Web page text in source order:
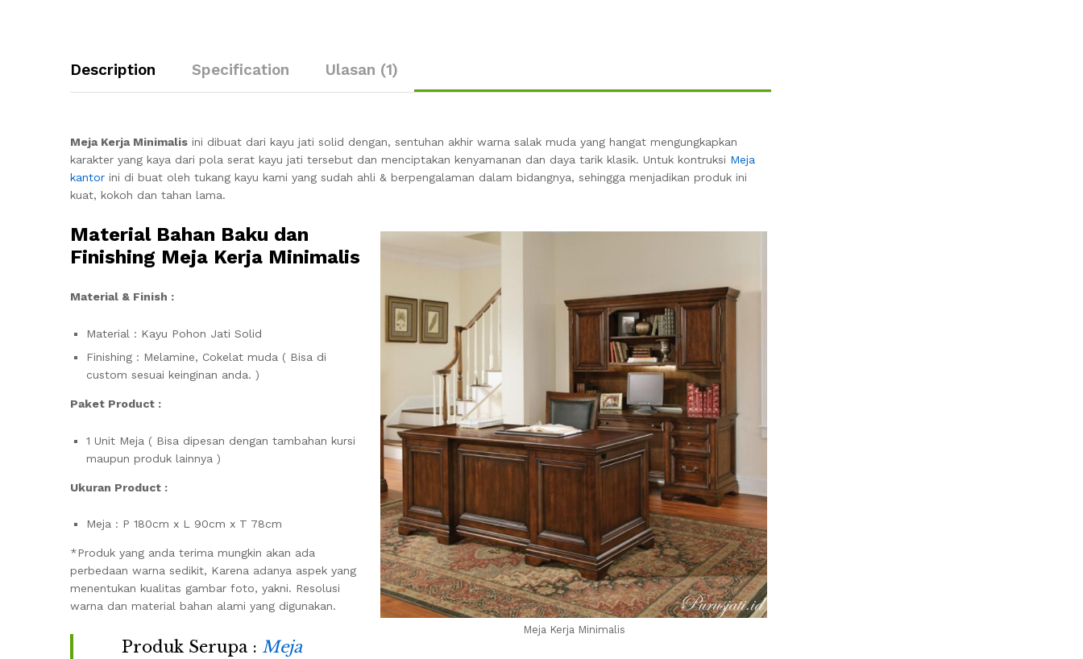
Description Specification Ulasan (1)
Meja Kerja Minimalis ini dibuat dari kayu jati solid dengan, sentuhan akhir warna salak muda yang hangat mengungkapkan
karakter yang kaya dari pola serat kayu jati tersebut dan menciptakan kenyamanan dan daya tarik klasik. Untuk kontruksi Meja
kantor ini di buat oleh tukang kayu kami yang sudah ahli & berpengalaman dalam bidangnya, sehingga menjadikan produk ini
kuat, kokoh dan tahan lama.
Meja Kerja Minimalis
Material Bahan Baku dan
Finishing Meja Kerja Minimalis
Material & Finish :
Material : Kayu Pohon Jati Solid
Finishing : Melamine, Cokelat muda ( Bisa di
custom sesuai keinginan anda. )
Paket Product :
1 Unit Meja ( Bisa dipesan dengan tambahan kursi
maupun produk lainnya )
Ukuran Product :
Meja : P 180cm x L 90cm x T 78cm
*Produk yang anda terima mungkin akan ada
perbedaan warna sedikit, Karena adanya aspek yang
menentukan kualitas gambar foto, yakni. Resolusi
warna dan material bahan alami yang digunakan.
Produk Serupa : Meja